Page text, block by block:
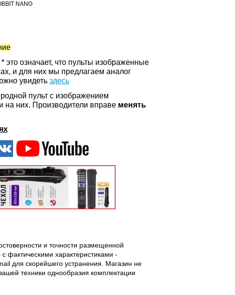
NANO
это означает, что пульты изображенные
и для них мы предлагаем аналог
увидеть здесь
пульт с изображением
на них. Производители вправе менять
и точности размещенной
фактическими характеристиками -
для скорейшего устранения. Магазин не
техники однообразия комплектации